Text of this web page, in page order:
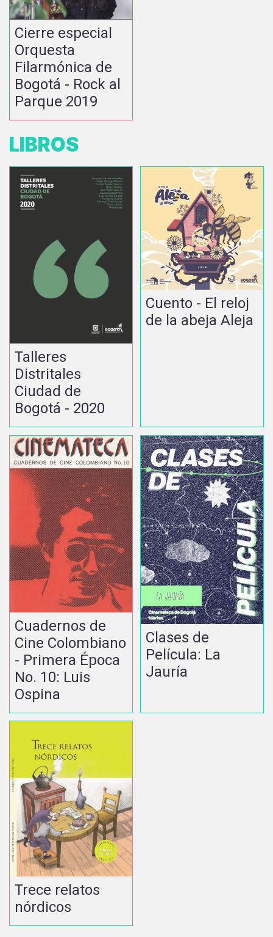
Cierre especial
Orquesta
Filarmónica de
Bogotá - Rock al
Parque 2019
LIBROS
Talleres
Distritales
Ciudad de
Bogotá - 2020
Cuento - El reloj
de la abeja Aleja
Cuadernos de
Cine Colombiano
- Primera Época
No. 10: Luis
Ospina
Clases de
Película: La
Jauría
Trece relatos
nórdicos